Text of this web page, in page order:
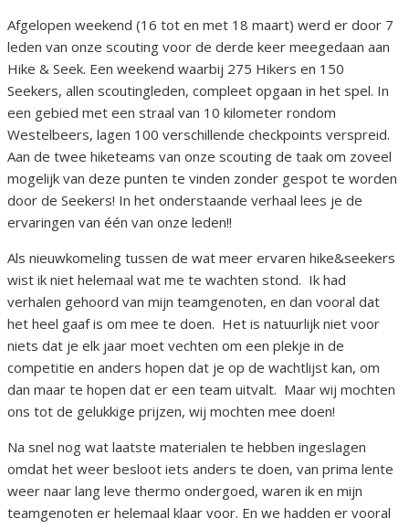
Afgelopen weekend (16 tot en met 18 maart) werd er door 7
leden van onze scouting voor de derde keer meegedaan aan
Hike & Seek. Een weekend waarbij 275 Hikers en 150
Seekers, allen scoutingleden, compleet opgaan in het spel. In
een gebied met een straal van 10 kilometer rondom
Westelbeers, lagen 100 verschillende checkpoints verspreid.
Aan de twee hiketeams van onze scouting de taak om zoveel
mogelijk van deze punten te vinden zonder gespot te worden
door de Seekers! In het onderstaande verhaal lees je de
ervaringen van één van onze leden!!
Als nieuwkomeling tussen de wat meer ervaren hike&seekers
wist ik niet helemaal wat me te wachten stond. Ik had
verhalen gehoord van mijn teamgenoten, en dan vooral dat
het heel gaaf is om mee te doen. Het is natuurlijk niet voor
niets dat je elk jaar moet vechten om een plekje in de
competitie en anders hopen dat je op de wachtlijst kan, om
dan maar te hopen dat er een team uitvalt. Maar wij mochten
ons tot de gelukkige prijzen, wij mochten mee doen!
Na snel nog wat laatste materialen te hebben ingeslagen
omdat het weer besloot iets anders te doen, van prima lente
weer naar lang leve thermo ondergoed, waren ik en mijn
teamgenoten er helemaal klaar voor. En we hadden er vooral